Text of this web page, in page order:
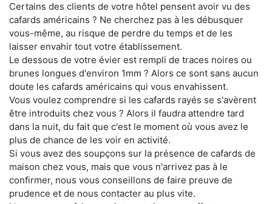
Certains des clients de votre hôtel pensent avoir vu des
cafards américains ? Ne cherchez pas à les débusquer
vous-même, au risque de perdre du temps et de les
laisser envahir tout votre établissement.
Le dessous de votre évier est rempli de traces noires ou
brunes longues d'environ 1mm ? Alors ce sont sans aucun
doute les cafards américains qui vous envahissent.
Vous voulez comprendre si les cafards rayés se s'avèrent
être introduits chez vous ? Alors il faudra attendre tard
dans la nuit, du fait que c'est le moment où vous avez le
plus de chance de les voir en activité.
Si vous avez des soupçons sur la présence de cafards de
maison chez vous, mais que vous n'arrivez pas à le
confirmer, nous vous conseillons de faire preuve de
prudence et de nous contacter au plus vite.